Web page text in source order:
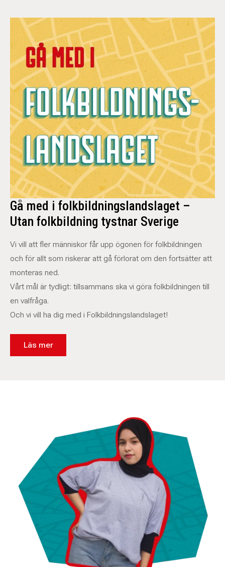
Gå med i folkbildningslandslaget –
Utan folkbildning tystnar Sverige
Vi vill att fler människor får upp ögonen för folkbildningen
och för allt som riskerar att gå förlorat om den fortsätter att
monteras ned.
Vårt mål är tydligt: tillsammans ska vi göra folkbildningen till
en valfråga.
Och vi vill ha dig med i Folkbildningslandslaget!
Läs mer